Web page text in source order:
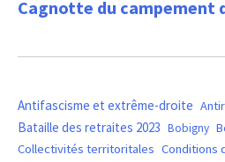
Cagnotte du campement
Antifascisme et extrême-droite
Bataille des retraites 2023 Bobigny
Collectivités territoritales Conditions